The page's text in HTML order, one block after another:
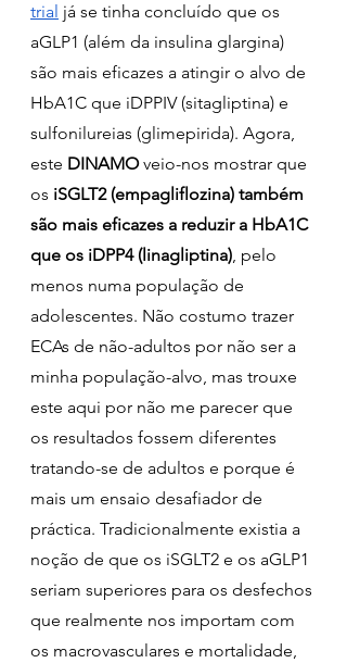
trial já se tinha concluído que os
aGLP1 (além da insulina glargina)
são mais eficazes a atingir o alvo de
HbA1C que iDPPIV (sitagliptina) e
sulfonilureias (glimepirida). Agora,
este DINAMO veio-nos mostrar que
os iSGLT2 (empagliflozina) também
são mais eficazes a reduzir a HbA1C
que os iDPP4 (linagliptina), pelo
menos numa população de
adolescentes. Não costumo trazer
ECAs de não-adultos por não ser a
minha população-alvo, mas trouxe
este aqui por não me parecer que
os resultados fossem diferentes
tratando-se de adultos e porque é
mais um ensaio desafiador de
práctica. Tradicionalmente existia a
noção de que os iSGLT2 e os aGLP1
seriam superiores para os desfechos
que realmente nos importam com
os macrovasculares e mortalidade,